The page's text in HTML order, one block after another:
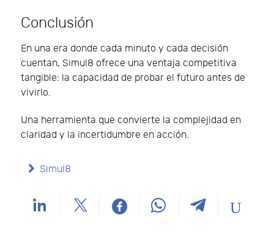
Conclusión
En una era donde cada minuto y cada decisión
cuentan, Simul8 ofrece una ventaja competitiva
tangible: la capacidad de probar el futuro antes de
vivirlo.
Una herramienta que convierte la complejidad en
claridad y la incertidumbre en acción.
Simul8